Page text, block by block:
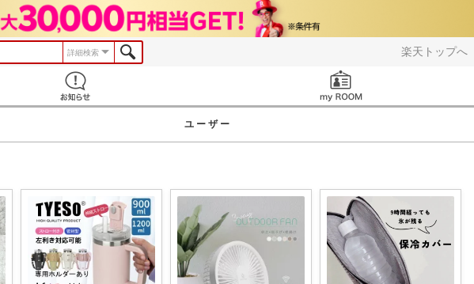
楽天トップへ
詳細検索
ユーザー